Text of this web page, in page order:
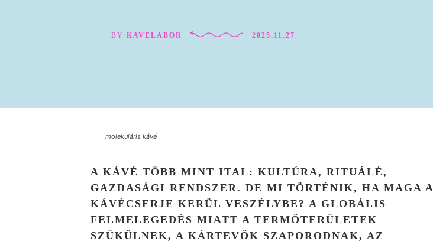
BY KAVELABOR 2025.11.27.
molekuláris kávé
A KÁVÉ TÖBB MINT ITAL: KULTÚRA, RITUÁLÉ,
GAZDASÁGI RENDSZER. DE MI TÖRTÉNIK, HA MAGA A
KÁVÉCSERJE KERÜL VESZÉLYBE? A GLOBÁLIS
FELMELEGEDÉS MIATT A TERMŐTERÜLETEK
SZŰKÜLNEK, A KÁRTEVŐK SZAPORODNAK, AZ